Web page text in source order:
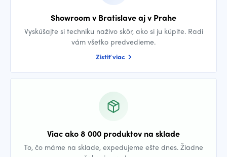
Showroom v Bratislave aj v Prahe
Vyskúšajte si techniku naživo skôr, ako si ju kúpite. Radi
vám všetko predvedieme.
Zistiť viac
Viac ako 8 000 produktov na sklade
To, čo máme na sklade, expedujeme ešte dnes. Žiadne